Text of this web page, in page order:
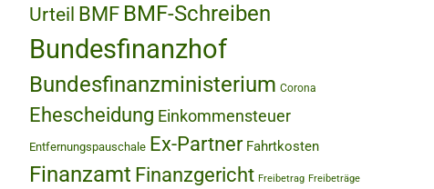
Urteil BMF BMF-Schreiben
Bundesfinanzhof
Bundesfinanzministerium Corona
Ehescheidung Einkommensteuer
Entfernungspauschale Ex-Partner Fahrtkosten
Finanzamt Finanzgericht Freibetrag Freibeträge